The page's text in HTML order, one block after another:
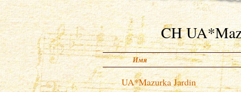
CH
Имя
UA*Mazurka Jardin